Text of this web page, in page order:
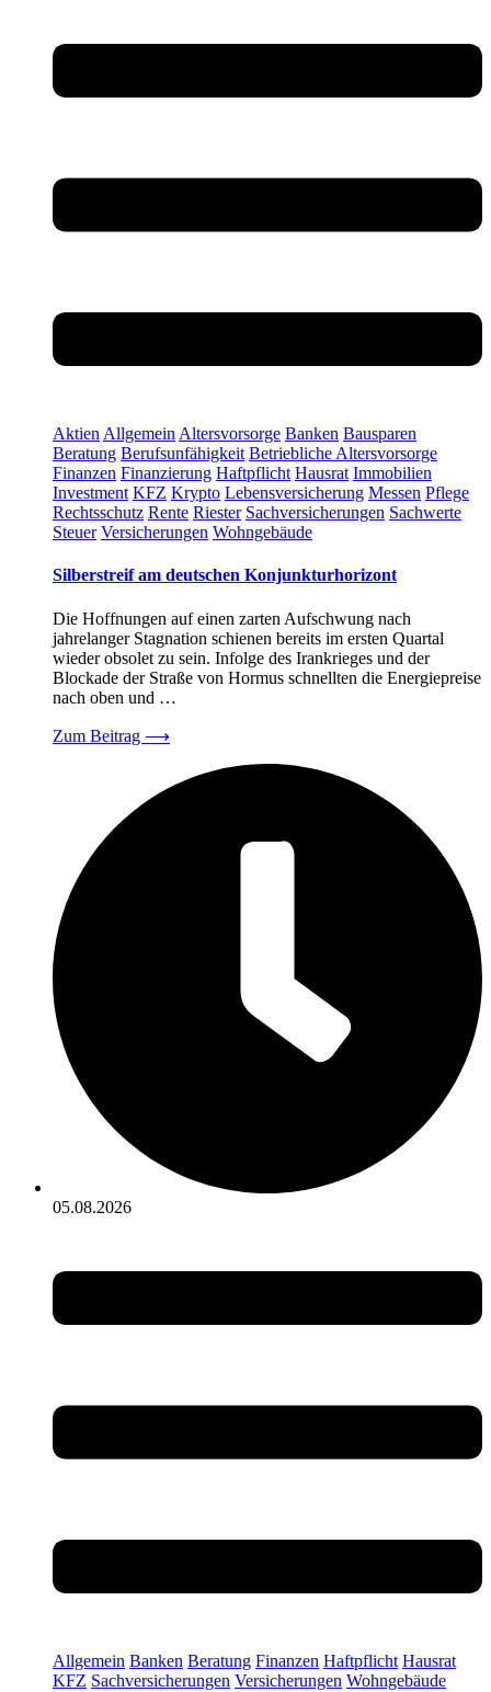
Aktien Allgemein Altersvorsorge Banken Bausparen
Beratung Berufsunfähigkeit Betriebliche Altersvorsorge
Finanzen Finanzierung Haftpflicht Hausrat Immobilien
Investment KFZ Krypto Lebensversicherung Messen Pflege
Rechtsschutz Rente Riester Sachversicherungen Sachwerte
Steuer Versicherungen Wohngebäude
Silberstreif am deutschen Konjunkturhorizont
Die Hoffnungen auf einen zarten Aufschwung nach
jahrelanger Stagnation schienen bereits im ersten Quartal
wieder obsolet zu sein. Infolge des Irankrieges und der
Blockade der Straße von Hormus schnellten die Energiepreise
nach oben und …
Zum Beitrag ⟶
05.08.2026
Allgemein Banken Beratung Finanzen Haftpflicht Hausrat
KFZ Sachversicherungen Versicherungen Wohngebäude